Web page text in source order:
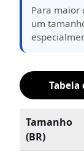
Para maior
um
Tabela
Tamanho
(BR)